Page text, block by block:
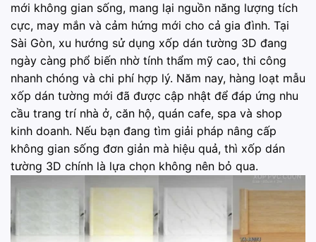
mới không gian sống, mang lại nguồn năng lượng tích
cực, may mắn và cảm hứng mới cho cả gia đình. Tại
Sài Gòn, xu hướng sử dụng xốp dán tường 3D đang
ngày càng phổ biến nhờ tính thẩm mỹ cao, thi công
nhanh chóng và chi phí hợp lý. Năm nay, hàng loạt mẫu
xốp dán tường mới đã được cập nhật để đáp ứng nhu
cầu trang trí nhà ở, căn hộ, quán cafe, spa và shop
kinh doanh. Nếu bạn đang tìm giải pháp nâng cấp
không gian sống đơn giản mà hiệu quả, thì xốp dán
tường 3D chính là lựa chọn không nên bỏ qua.